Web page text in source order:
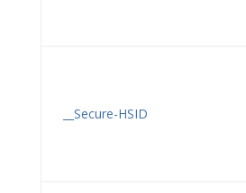
__Secure-HSID